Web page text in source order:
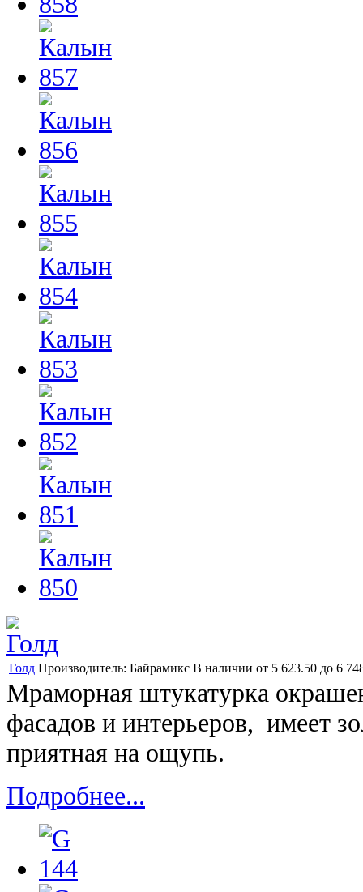
Голд Производитель: Байрамикс В наличии от 5 623.50 до 6
Мраморная штукатурка
фасадов и интерьеров, имеет
приятная на ощупь.
Подробнее...